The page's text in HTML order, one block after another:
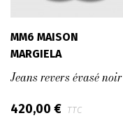
MM6 MAISON
MARGIELA
Jeans revers évasé noir
420,00 € TTC